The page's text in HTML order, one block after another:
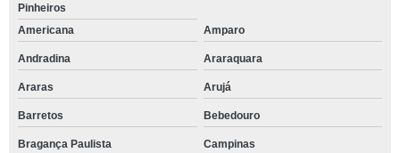
Pinheiros
Americana
Amparo
Andradina Araraquara
Araras Arujá
Barretos Bebedouro
Bragança Paulista Campinas